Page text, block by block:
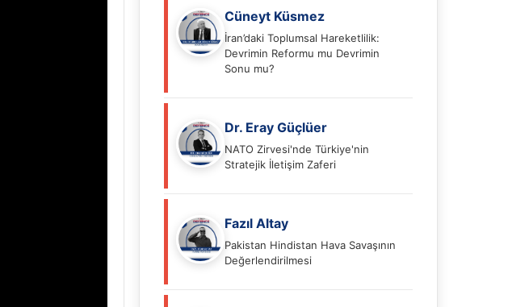
Cüneyt Küsmez
İran’daki Toplumsal Hareketlilik:
Devrimin Reformu mu Devrimin
Sonu mu?
Dr. Eray Güçlüer
NATO Zirvesi'nde Türkiye'nin
Stratejik İletişim Zaferi
Fazıl Altay
Pakistan Hindistan Hava Savaşının
Değerlendirilmesi